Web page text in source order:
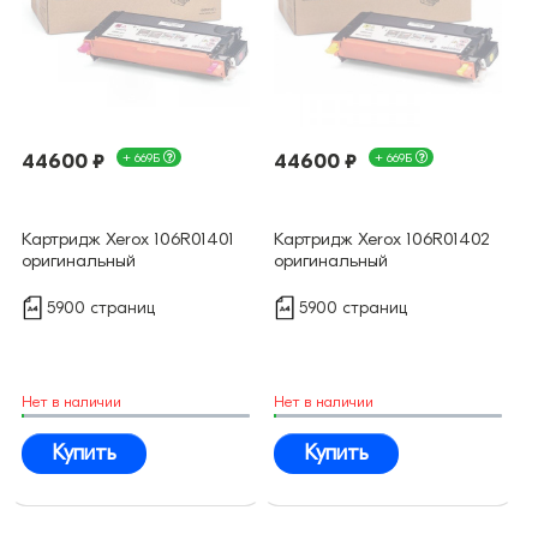
44600 ₽ + 669Б
Картридж Xerox 106R01401
оригинальный
5900 страниц
Нет в наличии
Купить
44600 ₽ + 669Б
Картридж Xerox 106R01402
оригинальный
5900 страниц
Нет в наличии
Купить